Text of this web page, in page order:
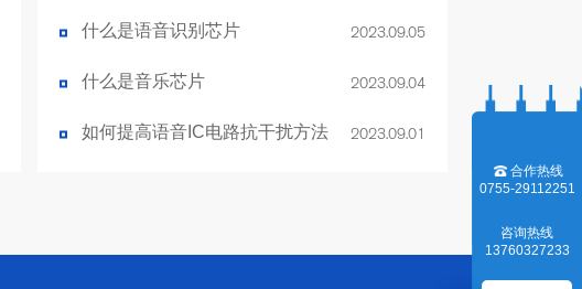
什么是语音识别芯片 2023.09.05
什么是音乐芯片 2023.09.04
如何提高语音IC电路抗干扰方法 2023.09.01
合作热线
0755-29112251
咨询热线
13760327233